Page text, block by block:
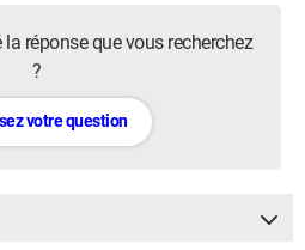
la réponse que vous recherchez
?
votre question